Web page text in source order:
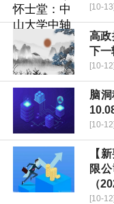
[10-
高政
下一
[10-
脑
[10-
【
限
（
[10-